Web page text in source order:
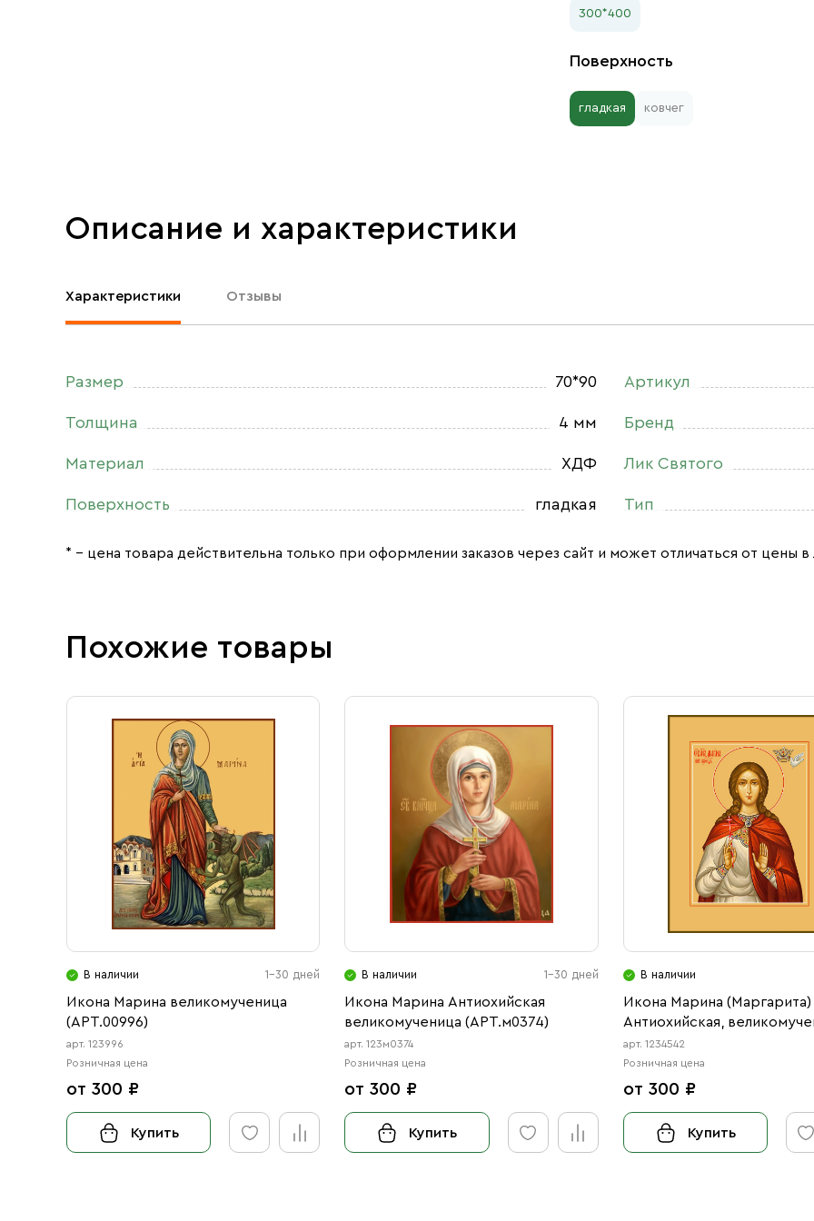
300*400
Поверхность
гладкая ковчег
Описание и характеристики
Характеристики Отзывы
Размер 70*90
Толщина 4 мм
Материал ХДФ
Поверхность гладкая
Артикул
Бренд
Лик Святого
Тип
* – цена товара действительна только при оформлении заказов через сайт и может отличаться от цены в
Похожие товары
В наличии 1-30 дней
Икона Марина великомученица
(АРТ.00996)
арт. 123996
Розничная цена
от 300 ₽
Купить
В наличии 1-30 дней
Икона Марина Антиохийская
великомученица (АРТ.м0374)
арт. 123м0374
Розничная цена
от 300 ₽
Купить
В наличии
Икона Марина (Маргарита)
Антиохийская,
(АРТ.04542)
арт. 1234542
Розничная цена
от 300 ₽
Купить